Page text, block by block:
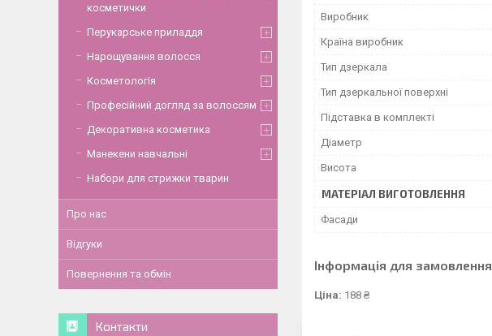
Виробник
Країна виробник
Тип дзеркала
Тип дзеркальної поверхні
Підставка в комплекті
Діаметр
Висота
МАТЕРІАЛ ВИГОТОВЛЕННЯ
Фасади
Інформація для замовлення
Ціна: 188 ₴
косметички
Перукарське приладдя
Нарощування волосся
Косметологія
Професійний догляд за волоссям
Декоративна косметика
Манекени навчальні
Набори для стрижки тварин
Про нас
Відгуки
Повернення та обмін
Контакти